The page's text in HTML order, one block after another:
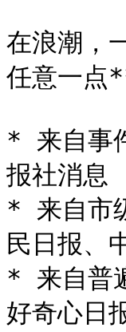
在浪潮，
任意一点
* 来自事
报社消息
* 来自市
民日报、
* 来自普
好奇心日